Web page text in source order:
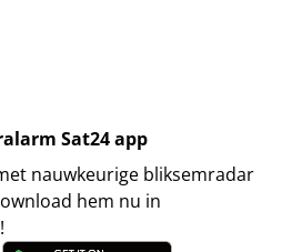
Sat24 app
nauwkeurige bliksemradar
hem nu in